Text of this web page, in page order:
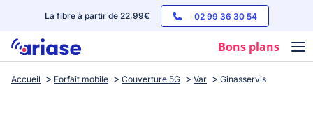
La fibre à partir de 22,99€ 02 99 36 30 54
Bons plans
Box internet
Accueil Forfait mobile Couverture 5G Var Ginasservis